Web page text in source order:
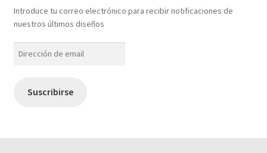
Introduce tu correo electrónico para recibir notificaciones de
nuestros últimos diseños
Dirección
Suscribirse